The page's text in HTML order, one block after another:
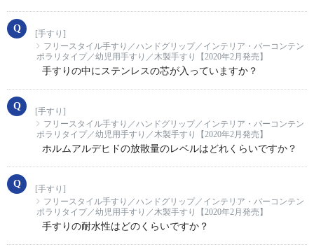
[手すり]
フリースタイル手すり／ハンドグリップ／インテリア・バーコンテン
ポラリタイプ／幼児用手すり／木製手すり【2020年2月発売】
手すりの中にステンレスの芯が入っていますか？
[手すり]
フリースタイル手すり／ハンドグリップ／インテリア・バーコンテン
ポラリタイプ／幼児用手すり／木製手すり【2020年2月発売】
ホルムアルデヒドの放散量のレベルはどれくらいですか？
[手すり]
フリースタイル手すり／ハンドグリップ／インテリア・バーコンテン
ポラリタイプ／幼児用手すり／木製手すり【2020年2月発売】
手すりの耐水性はどのくらいですか？